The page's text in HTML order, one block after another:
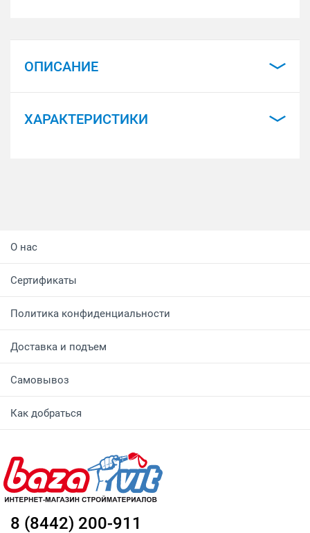
ОПИСАНИЕ
ХАРАКТЕРИСТИКИ
О нас
Сертификаты
Политика конфиденциальности
Доставка и подъем
Самовывоз
Как добраться
8 (8442) 200-911